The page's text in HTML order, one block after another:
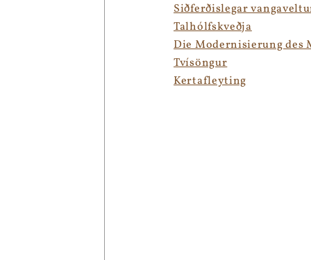
Siðferðislegar
Talhólfskveðja
Die Modernisierung des
Tvísöngur
Kertafleyting